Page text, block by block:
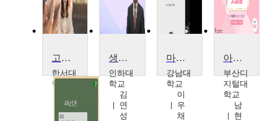
고객만족
한서대
학교
혜
윤
생생고객만족경영
인하대
학교
김
연
성
마케팅관리
강남대
학교
이
우
채
아이돌봄의 첫걸음
부산디
지털대
학교
남
현